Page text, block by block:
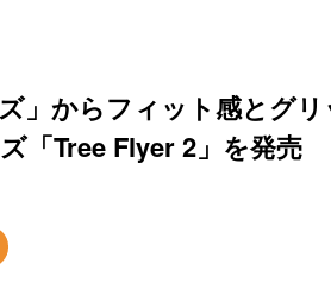
ズ」からフィット感とグ
「Tree Flyer 2」を発売